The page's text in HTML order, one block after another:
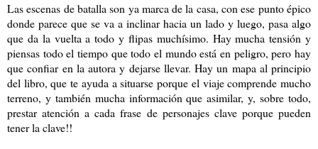
Las escenas de batalla son ya marca de la casa, con ese punto épico
donde parece que se va a inclinar hacia un lado y luego, pasa algo
que da la vuelta a todo y flipas muchísimo. Hay mucha tensión y
piensas todo el tiempo que todo el mundo está en peligro, pero hay
que confiar en la autora y dejarse llevar. Hay un mapa al principio
del libro, que te ayuda a situarse porque el viaje comprende mucho
terreno, y también mucha información que asimilar, y, sobre todo,
prestar atención a cada frase de personajes clave porque pueden
tener la clave!!